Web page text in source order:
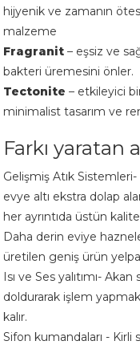
hijyenik ve zamanın
malzeme
Fragranit– eşsiz ve
bakteri üremesini önler.
Tectonite – etkileyici
minimalist tasarım ve
Farkı yaratan
Gelişmiş Atık
evye altı ekstra dolap
her ayrıntıda üstün
Daha derin eviye
üretilen geniş ürün
Isı ve Ses yalıtımı-
doldurarak işlem
kalır.
Sifon kumandaları -